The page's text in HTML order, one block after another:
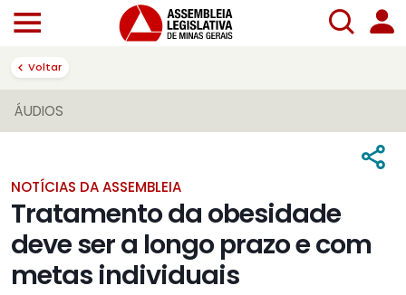
Voltar
ÁUDIOS
NOTÍCIAS DA ASSEMBLEIA
Tratamento da obesidade
deve ser a longo prazo e com
metas individuais